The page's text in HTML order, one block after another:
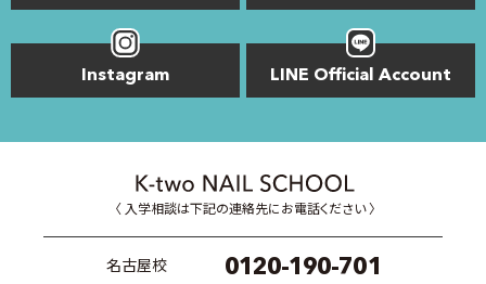
Instagram LINE Official Account
〈 入学相談は下記の連絡先にお電話ください 〉
名古屋校 0120-190-701